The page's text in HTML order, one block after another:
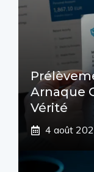
Arnaque
Vérité
4 août